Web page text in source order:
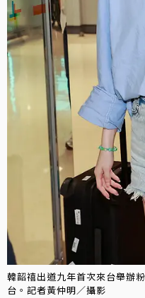
韓韶禧出道九年首次來台舉辦
台。記者黃仲明／攝影